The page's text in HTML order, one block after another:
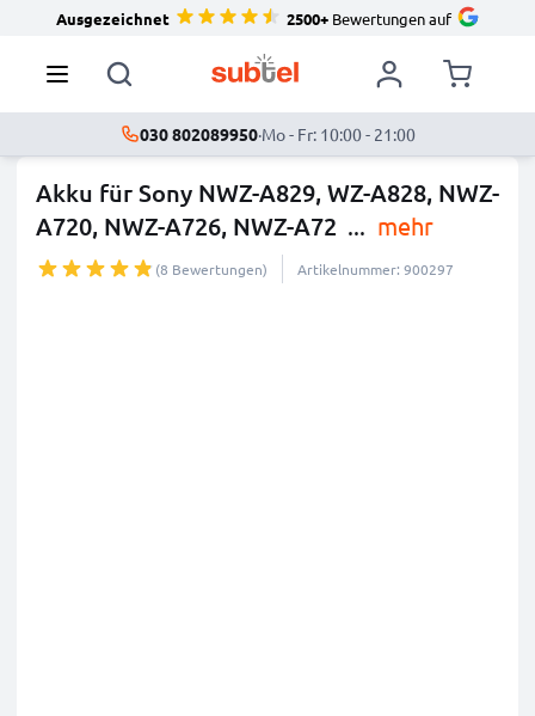
Ausgezeichnet 2500+Bewertungen auf
030 802089950·Mo - Fr: 10:00 - 21:00
Akku für Sony NWZ-A829, WZ-A828, NWZ-
A720, NWZ-A726, NWZ-A72 ... mehr
(8 Bewertungen) Artikelnummer: 900297